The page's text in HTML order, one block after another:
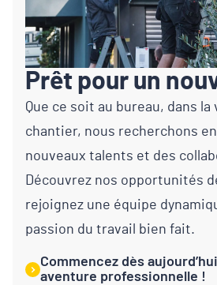
Prêt pour un
Que ce soit au bureau, dans la
chantier, nous recherchons
nouveaux talents et des
Découvrez nos opportunités
rejoignez une équipe
passion du travail bien fait.
Commencez dès
aventure professionnelle !